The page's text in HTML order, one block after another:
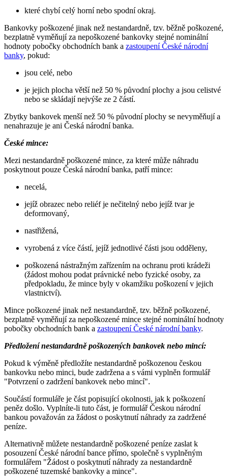
které chybí celý horní nebo spodní okraj.
Bankovky poškozené jinak než nestandardně, tzv. běžně poškozené,
bezplatně vyměňují za nepoškozené bankovky stejné nominální
hodnoty pobočky obchodních bank a zastoupení České národní
banky, pokud:
jsou celé, nebo
je jejich plocha větší než 50 % původní plochy a jsou celistvé
nebo se skládají nejvýše ze 2 částí.
Zbytky bankovek menší než 50 % původní plochy se nevyměňují a
nenahrazuje je ani Česká národní banka.
České mince:
Mezi nestandardně poškozené mince, za které může náhradu
poskytnout pouze Česká národní banka, patří mince:
necelá,
jejíž obrazec nebo reliéf je nečitelný nebo jejíž tvar je
deformovaný,
nastřižená,
vyrobená z více částí, jejíž jednotlivé části jsou odděleny,
poškozená nástražným zařízením na ochranu proti krádeži
(žádost mohou podat právnické nebo fyzické osoby, za
předpokladu, že mince byly v okamžiku poškození v jejich
vlastnictví).
Mince poškozené jinak než nestandardně, tzv. běžně poškozené,
bezplatně vyměňují za nepoškozené mince stejné nominální hodnoty
pobočky obchodních bank a zastoupení České národní banky.
Předložení nestandardně poškozených bankovek nebo mincí:
Pokud k výměně předložíte nestandardně poškozenou českou
bankovku nebo minci, bude zadržena a s vámi vyplněn formulář
"Potvrzení o zadržení bankovek nebo mincí".
Součástí formuláře je část popisující okolnosti, jak k poškození
peněz došlo. Vyplníte-li tuto část, je formulář Českou národní
bankou považován za žádost o poskytnutí náhrady za zadržené
peníze.
Alternativně můžete nestandardně poškozené peníze zaslat k
posouzení České národní bance přímo, společně s vyplněným
formulářem "Žádost o poskytnutí náhrady za nestandardně
poškozené tuzemské bankovky a mince".